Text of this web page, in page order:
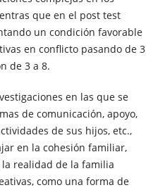
que en el post test
un condición favorable
en conflicto pasando de 3
de 3 a 8.
en las que se
de comunicación, apoyo,
de sus hijos, etc.,
en la cohesión familiar,
realidad de la familia
como una forma de